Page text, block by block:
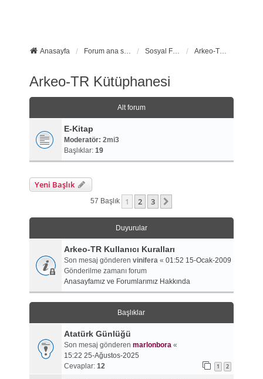
Anasayfa Forum ana sayfa Sosyal Forumlarımız Arkeo-TR Kütüphanesi
Arkeo-TR Kütüphanesi
Alt forum
E-Kitap
Moderatör: 2mi3
Başlıklar: 19
Yeni Başlık
57 Başlık 1 2 3
Duyurular
Arkeo-TR Kullanıcı Kuralları
Son mesaj gönderen vinifera« 01:52 15-Ocak-2009
Gönderilme zamanı forum
Anasayfamız ve Forumlarımız Hakkında
Başlıklar
Atatürk Günlüğü
Son mesaj gönderen marlonbora«
15:22 25-Ağustos-2025
Cevaplar: 12 1 2